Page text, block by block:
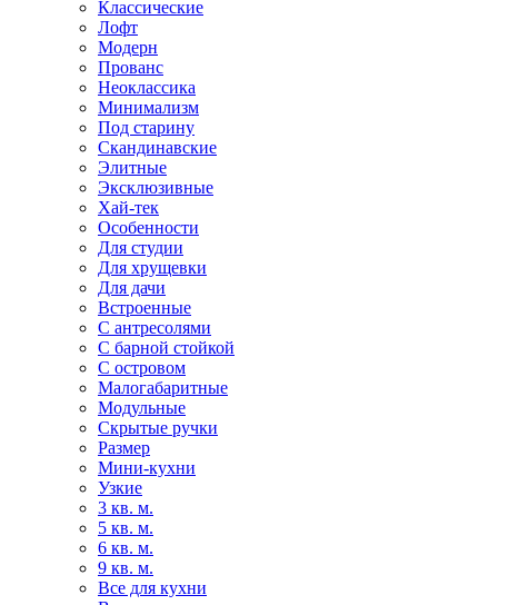
Классические
Лофт
Модерн
Прованс
Неоклассика
Минимализм
Под старину
Скандинавские
Элитные
Эксклюзивные
Хай-тек
Особенности
Для студии
Для хрущевки
Для дачи
Встроенные
С антресолями
С барной стойкой
С островом
Малогабаритные
Модульные
Скрытые ручки
Размер
Мини-кухни
Узкие
3 кв. м.
5 кв. м.
6 кв. м.
9 кв. м.
Все для кухни